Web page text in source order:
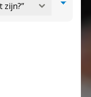
zijn?”